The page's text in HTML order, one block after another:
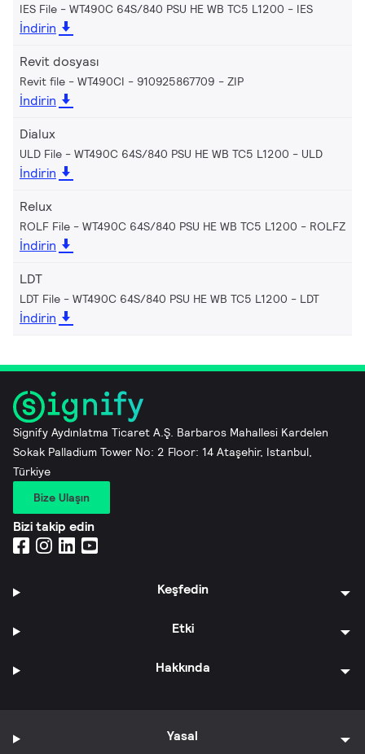
IES File - WT490C 64S/840 PSU HE WB TC5 L1200 IES
İndirin
Revit dosyası
Revit file - WT490CI - 910925867709 ZIP
İndirin
Dialux
ULD File - WT490C 64S/840 PSU HE WB TC5 L1200 ULD
İndirin
Relux
ROLF File - WT490C 64S/840 PSU HE WB TC5 L1200 ROLFZ
İndirin
LDT
LDT File - WT490C 64S/840 PSU HE WB TC5 L1200 LDT
İndirin
Signify Aydınlatma Ticaret A.Ş. Barbaros Mahallesi Kardelen
Sokak Palladium Tower No: 2 Floor: 14 Ataşehir, Istanbul,
Türkiye
Bize Ulaşın
Bizi takip edin
Keşfedin
Etki
Hakkında
Yasal